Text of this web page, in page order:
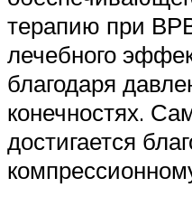
терапию при
лечебного
благодаря
конечностях.
достигается